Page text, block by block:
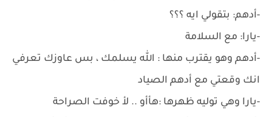
-أدهم: بتقولي ايه ؟؟؟
-يارا: مع السلامة
-أدهم وهو يقترب منها : الله يسلمك ، بس عاوزك تعرفي
انك وقعتي مع أدهم الصياد
-يارا وهي توليه ظهرها :هأأو .. لأ خوفت الصراحة